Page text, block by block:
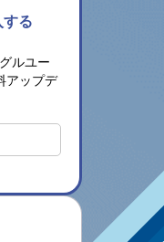
する
ルユー
アップデ